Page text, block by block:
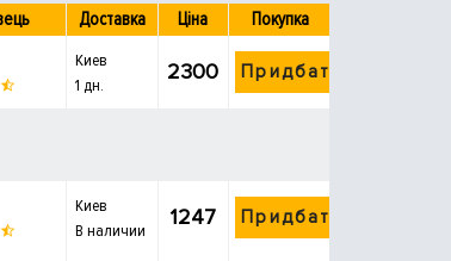
Доставка Ціна Покупка
Киев
1 дн.
2300 Придбати
Киев
В наличии
1247 Придбати